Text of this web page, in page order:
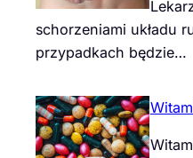
schorzeniami układu
przypadkach będzie…